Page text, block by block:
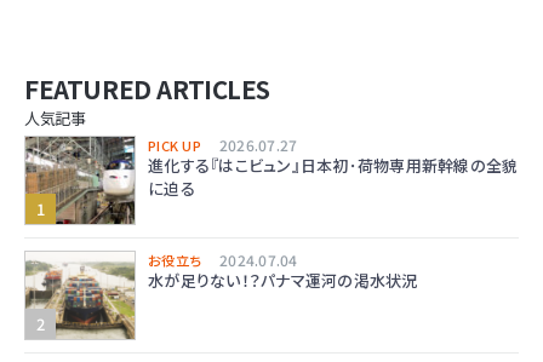
FEATURED ARTICLES
人気記事
PICK UP 2026.07.27
進化する『はこビュン』日本初･荷物専用新幹線の全貌
に迫る
お役立ち 2024.07.04
水が足りない！？パナマ運河の渇水状況